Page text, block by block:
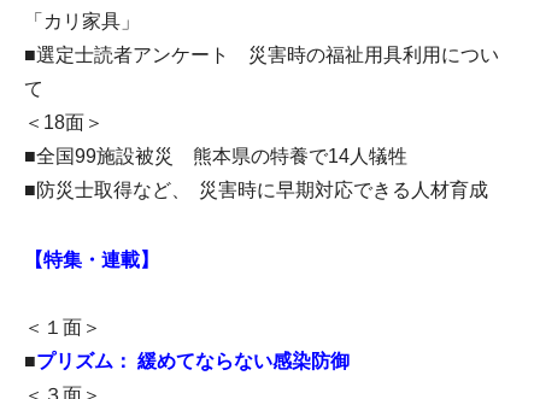
「カリ家具」
■選定士読者アンケート 災害時の福祉用具利用につい
て
＜18面＞
■全国99施設被災 熊本県の特養で14人犠牲
■防災士取得など、 災害時に早期対応できる人材育成
【特集・連載】
＜１面＞
■プリズム： 緩めてならない感染防御
＜３面＞